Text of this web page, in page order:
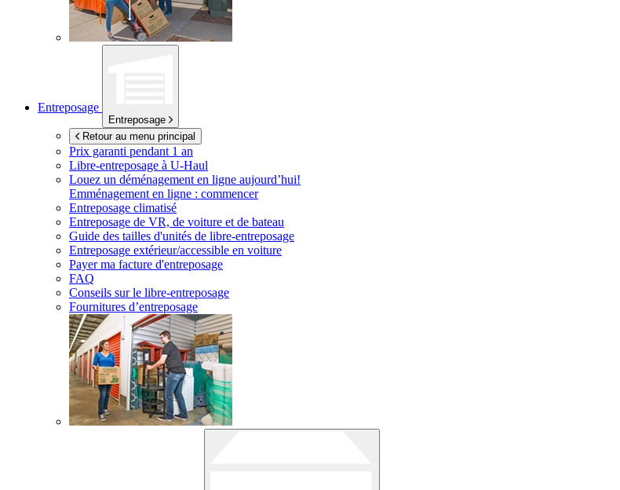
Entreposage
Entreposage
Retour au menu principal
Prix garanti pendant 1 an
Libre-entreposage à U-Haul
Louez un déménagement en ligne aujourd’hui!
Emménagement en ligne : commencer
Entreposage climatisé
Entreposage de VR, de voiture et de bateau
Guide des tailles d'unités de libre-entreposage
Entreposage extérieur/accessible en voiture
Payer ma facture d'entreposage
FAQ
Conseils sur le libre-entreposage
Fournitures d’entreposage